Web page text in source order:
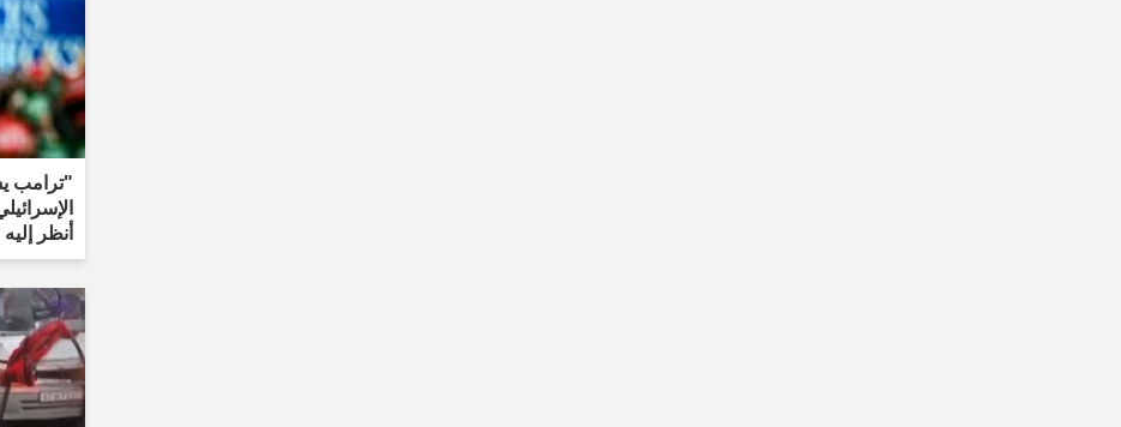
"ترامب
أنظر